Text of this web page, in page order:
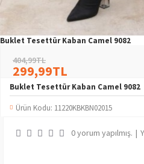
Buklet Tesettür Kaban Camel 9082
Buklet Tesettür Kaban Camel 9082
Ürün Kodu: 11220KBKBN02015
0 yorum yapılmış. |
299,99TL
404,99TL